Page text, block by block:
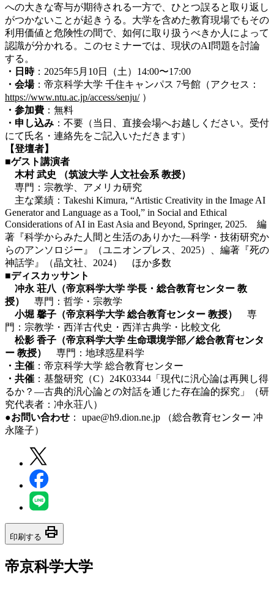
への大きな寄与が期待される一方で、ひとつ誤ると取り返し
がつかないことが起きうる。大学を含めた教育現場でもその
利用価値と危険性の間で、如何に取り扱うべきか人によって
認識が分かれる。このセミナーでは、現状のAI問題を討論
する。
・日時：2025年5月10日（土）14:00〜17:00
・会場：帝京科学大学 千住キャンパス 7号館（アクセス：
https://www.ntu.ac.jp/access/senju/）
・参加費 ：無料
・申し込み ：不要（当日、直接会場へお越しください。受付
にて氏名・連絡先をご記入いただきます）
【登壇者】
■ゲスト講演者
木村 武史 （筑波大学 人文社会系 教授）
専門：宗教学、アメリカ研究
主な業績：Takeshi Kimura, “Artistic Creativity in the Image AI
Generator and Language as a Tool,” in Social and Ethical
Considerations of AI in East Asia and Beyond, Springer, 2025. 編
著『科学からみた人間と生活のありかた―科学・技術研究か
らのアンソロジー』（ユニオンプレス、2025）、編著『死の
神話学』（晶文社、2024） ほか多数
■ディスカッサント
冲永 荘八（帝京科学大学 学長・総合教育センター 教
授）
専門：哲学・宗教学
小堀 馨子（帝京科学大学 総合教育センター 教授）
専
門：宗教学・西洋古代史・西洋古典学・比較文化
松影 香子（帝京科学大学 生命環境学部／総合教育センタ
ー 教授）
専門：地球惑星科学
・主催 ：帝京科学大学 総合教育センター
・共催 ：基盤研究（C）24K03344「現代に汎心論は再興し得
るか？ ―古典的汎心論との対話を通じた存在論的探究」（研
究代表者：冲永荘八）
●お問い合わせ ： upae@h9.dion.ne.jp （総合教育センター 冲
永隆子）
印刷する print
帝京科学大学